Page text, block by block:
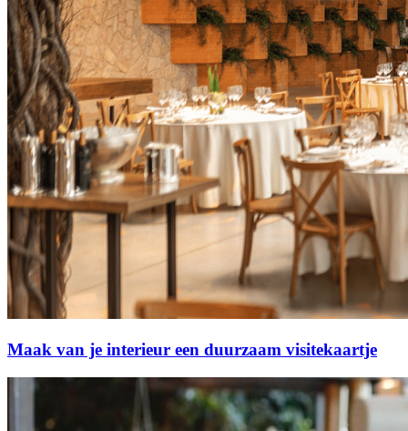
Maak van je interieur een duurzaam visitekaartje